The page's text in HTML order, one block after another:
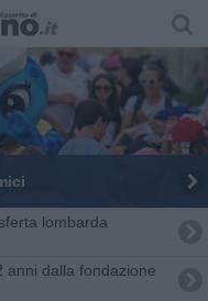
lombarda
anni dalla fondazione